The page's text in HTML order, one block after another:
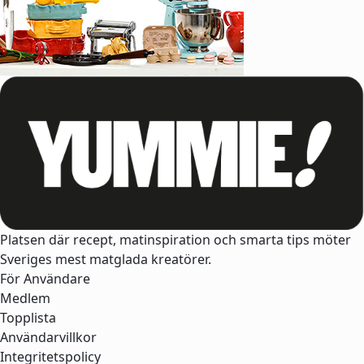
Platsen där recept, matinspiration och smarta tips möter
Sveriges mest matglada kreatörer.
För Användare
Medlem
Topplista
Användarvillkor
Integritetspolicy